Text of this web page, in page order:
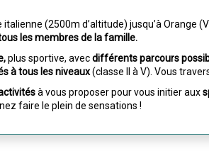
(2500m d’altitude) jusqu’à Orange
les membres de la famille.
plus sportive, avecdifférents parcours
à tous les niveaux(classe II à V). Vous
à vous proposer pour vous initier aux
faire le plein de sensations !